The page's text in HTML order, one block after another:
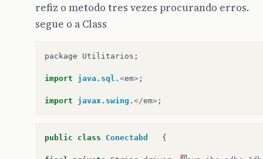
refiz o metodo tres vezes procurando erros.
segue o a Class
package Utilitarios ;
import java.sql. <em> ;
import javax.swing. </em> ;
public class Conectabd {